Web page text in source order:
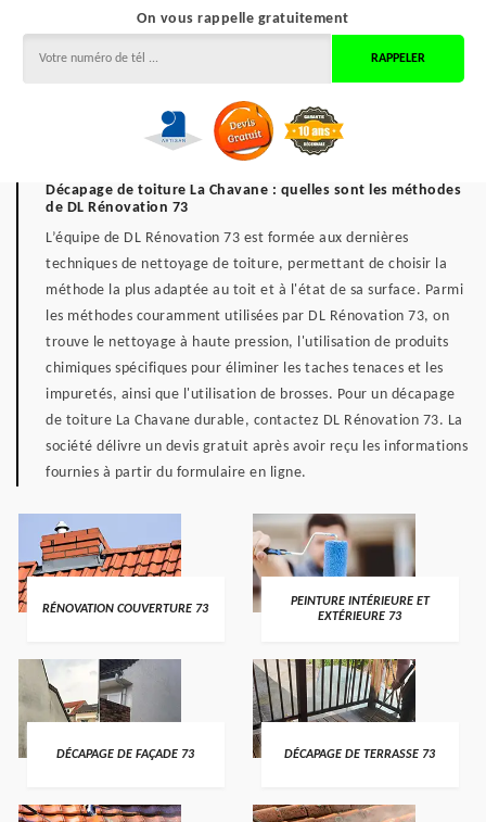
On vous rappelle gratuitement
Décapage de toiture La Chavane : quelles sont les méthodes
de DL Rénovation 73
L’équipe de DL Rénovation 73 est formée aux dernières
techniques de nettoyage de toiture, permettant de choisir la
méthode la plus adaptée au toit et à l'état de sa surface. Parmi
les méthodes couramment utilisées par DL Rénovation 73, on
trouve le nettoyage à haute pression, l'utilisation de produits
chimiques spécifiques pour éliminer les taches tenaces et les
impuretés, ainsi que l'utilisation de brosses. Pour un décapage
de toiture La Chavane durable, contactez DL Rénovation 73. La
société délivre un devis gratuit après avoir reçu les informations
fournies à partir du formulaire en ligne.
RÉNOVATION COUVERTURE 73
PEINTURE INTÉRIEURE ET
EXTÉRIEURE 73
DÉCAPAGE DE FAÇADE 73 DÉCAPAGE DE TERRASSE 73